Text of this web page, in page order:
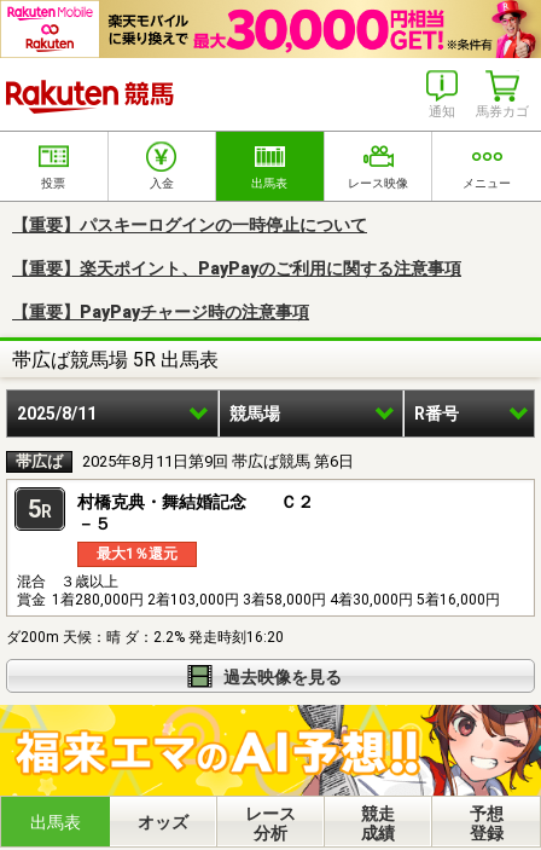
馬券カゴ
通知
投票 入金 出馬表 レース映像 メニュー
【重要】パスキーログインの一時停止について
【重要】楽天ポイント、PayPayのご利用に関する注意事項
【重要】PayPayチャージ時の注意事項
帯広ば競馬場 5R 出馬表
2025/8/11 競馬場 R番号
帯広ば 2025年8月11日第9回 帯広ば競馬 第6日
5R
村橋克典・舞結婚記念 Ｃ２
－５
最大1％還元
混合 ３歳以上
賞金 1着280,000円 2着103,000円 3着58,000円 4着30,000円 5着16,000円
ダ200m 天候：晴 ダ：2.2% 発走時刻16:20
過去映像を見る
出馬表 オッズ
レース
分析
競走
成績
予想
登録